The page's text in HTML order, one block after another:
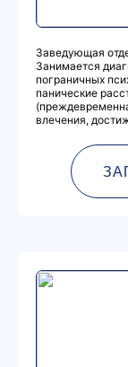
Заведующая
Занимается
пограничных
панические
влечения,